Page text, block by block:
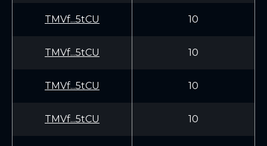
TMVf...5tCU 10
TMVf...5tCU 10
TMVf...5tCU 10
TMVf...5tCU 10